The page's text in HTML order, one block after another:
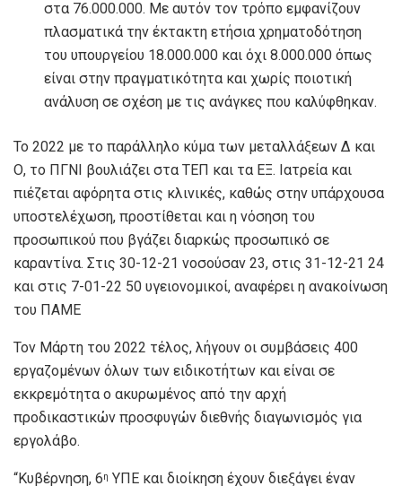
στα 76.000.000. Με αυτόν τον τρόπο εμφανίζουν
πλασματικά την έκτακτη ετήσια χρηματοδότηση
του υπουργείου 18.000.000 και όχι 8.000.000 όπως
είναι στην πραγματικότητα και χωρίς ποιοτική
ανάλυση σε σχέση με τις ανάγκες που καλύφθηκαν.
Το 2022 με το παράλληλο κύμα των μεταλλάξεων Δ και
Ο, το ΠΓΝΙ βουλιάζει στα ΤΕΠ και τα ΕΞ. Ιατρεία και
πιέζεται αφόρητα στις κλινικές, καθώς στην υπάρχουσα
υποστελέχωση, προστίθεται και η νόσηση του
προσωπικού που βγάζει διαρκώς προσωπικό σε
καραντίνα. Στις 30-12-21 νοσούσαν 23, στις 31-12-21 24
και στις 7-01-22 50 υγειονομικοί, αναφέρει η ανακοίνωση
του ΠΑΜΕ
Τον Μάρτη του 2022 τέλος, λήγουν οι συμβάσεις 400
εργαζομένων όλων των ειδικοτήτων και είναι σε
εκκρεμότητα ο ακυρωμένος από την αρχή
προδικαστικών προσφυγών διεθνής διαγωνισμός για
εργολάβο.
“Κυβέρνηση, 6η ΥΠΕ και διοίκηση έχουν διεξάγει έναν